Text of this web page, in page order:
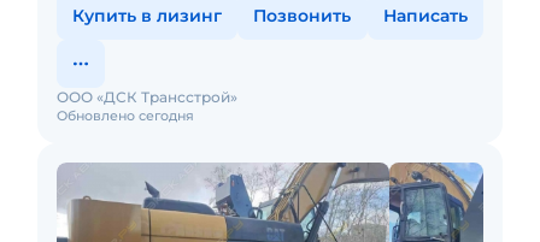
Купить в лизинг Позвонить Написать
Обновлено сегодня
ООО «ДСК Трансстрой»